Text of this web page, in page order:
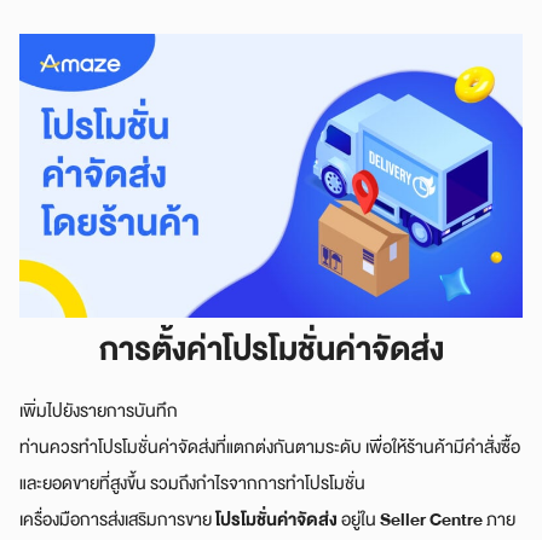
การตั้งค่าโปรโมชั่นค่าจัดส่ง
เพิ่มไปยังรายการบันทึก
ท่านควรทำโปรโมชั่นค่าจัดส่งที่แตกต่งกันตามระดับ เพื่อให้ร้านค้ามีคำสั่งซื้อ
และยอดขายที่สูงขึ้น รวมถึงกำไรจากการทำโปรโมชั่น
เครื่องมือการส่งเสริมการขายโปรโมชั่นค่าจัดส่งอยู่ในSeller Centreภาย